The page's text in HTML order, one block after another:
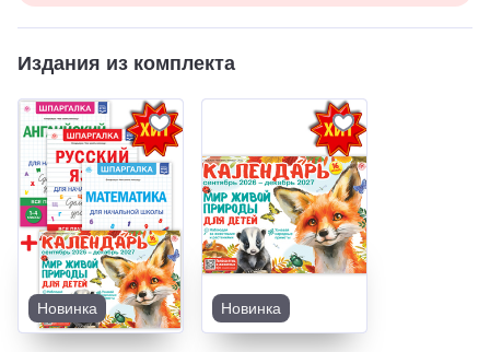
Издания из комплекта
Новинка Новинка